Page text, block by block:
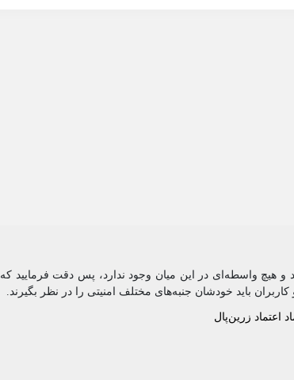
و هیچ واسطه‌ای در این میان وجود ندارد، پس دقت فرمایید که
باید خودشان جنبه‌های مختلف امنیتی را در نظر بگیرند.